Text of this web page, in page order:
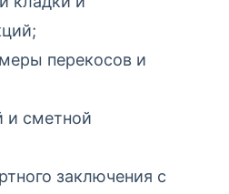
перекосов и
и сметной
заключения с